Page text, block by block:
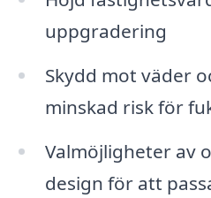
uppgradering
Skydd mot väder
minskad risk för
Valmöjligheter av
design för att